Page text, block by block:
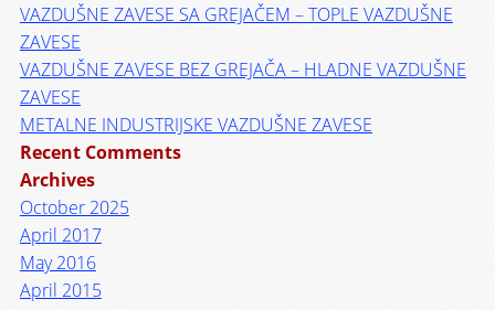
VAZDUŠNE ZAVESE SA GREJAČEM – TOPLE VAZDUŠNE
ZAVESE
VAZDUŠNE ZAVESE BEZ GREJAČA – HLADNE VAZDUŠNE
ZAVESE
METALNE INDUSTRIJSKE VAZDUŠNE ZAVESE
Recent Comments
Archives
October 2025
April 2017
May 2016
April 2015